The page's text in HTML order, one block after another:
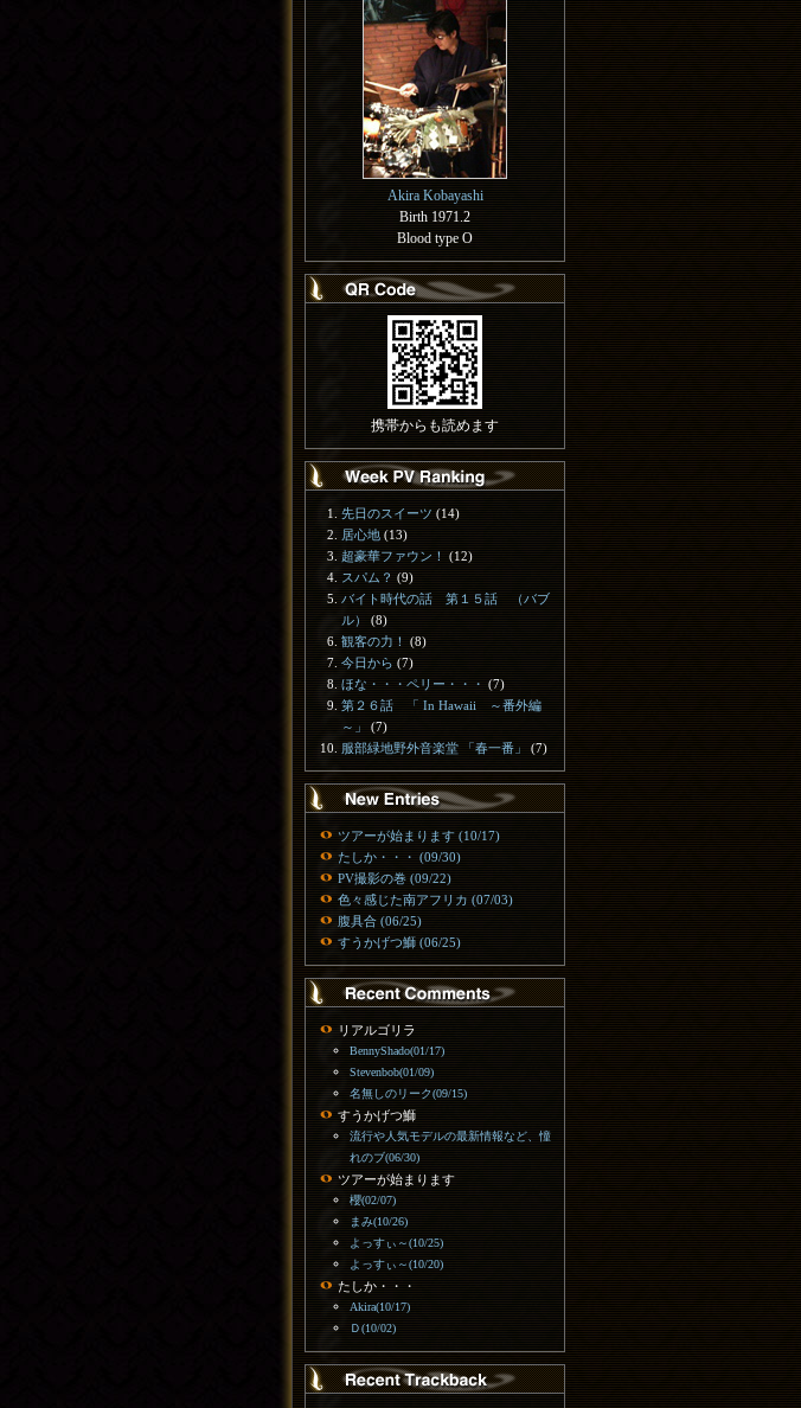
Akira Kobayashi
Birth 1971.2
Blood type O
携帯からも読めます
先日のスイーツ (14)
居心地 (13)
超豪華ファウン！
(12)
スパム？ (9)
バイト時代の話 第１５話 （バブ
ル）
(8)
観客の力！
(8)
今日から (7)
ほな・・・ペリー・・・ (7)
第２６話 「 In Hawaii ～番外編
～」
(7)
服部緑地野外音楽堂 「春一番」
(7)
ツアーが始まります (10/17)
たしか・・・ (09/30)
PV撮影の巻 (09/22)
色々感じた南アフリカ (07/03)
腹具合 (06/25)
すうかげつ鰤 (06/25)
リアルゴリラ
BennyShado(01/17)
Stevenbob(01/09)
名無しのリーク(09/15)
すうかげつ鰤
流行や人気モデルの最新情報など、憧
れのブ(06/30)
ツアーが始まります
櫻(02/07)
まみ(10/26)
よっすぃ～(10/25)
よっすぃ～(10/20)
たしか・・・
Akira(10/17)
Ｄ(10/02)